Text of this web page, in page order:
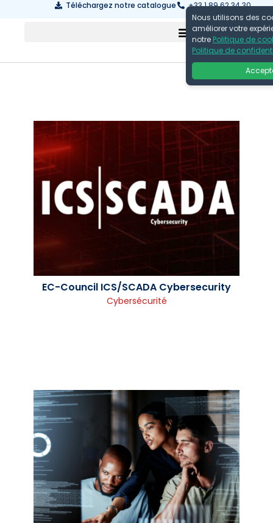
Téléchargez notre catalogue +33 1 89 62 34 30
EC-Council ICS/SCADA Cybersecurity
Cybersécurité
Nous utilisons des
améliorer votre
notre Politique de
Politique de